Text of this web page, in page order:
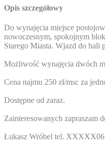
Opis szczegółowy
Do wynajęcia miejsce
nowoczesnym, spokojnym
Starego Miasta. Wjazd do hali
Możliwość wynajęcia dwóch
Cena najmu 250 zł/msc za
Dostępne od zaraz.
Zainteresowanych zapraszam
Łukasz Wróbel tel.